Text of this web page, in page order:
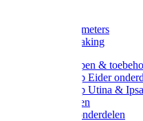
Wegers en meters
Video bewaking
Weidepompen &
Weidepomp Eider
Weidepomp Utina &
Drinkbakken
Drinkbak onderdelen